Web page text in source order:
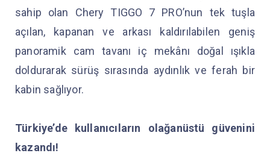
sahip olan Chery TIGGO 7 PRO’nun tek tuşla
açılan, kapanan ve arkası kaldırılabilen geniş
panoramik cam tavanı iç mekânı doğal ışıkla
doldurarak sürüş sırasında aydınlık ve ferah bir
kabin sağlıyor.
Türkiye’de kullanıcıların olağanüstü güvenini
kazandı!